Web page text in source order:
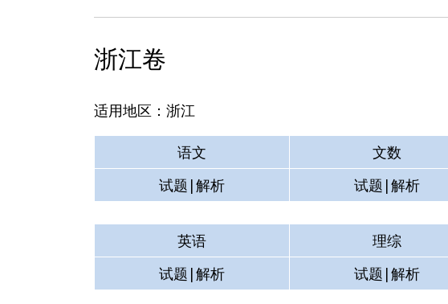
浙江卷
适用地区：浙江
语文 文数
试题|解析
试题|解析
英语 理综
试题|解析
试题|解析